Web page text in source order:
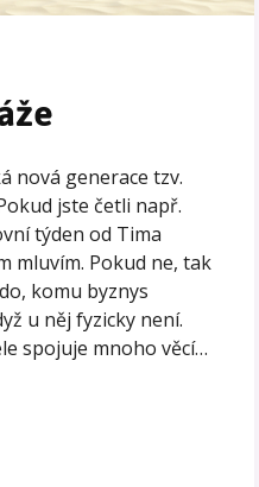
nová generace tzv.
jste četli např.
týden od Tima
mluvím. Pokud ne, tak
komu byznys
u něj fyzicky není.
spojuje mnoho věcí…